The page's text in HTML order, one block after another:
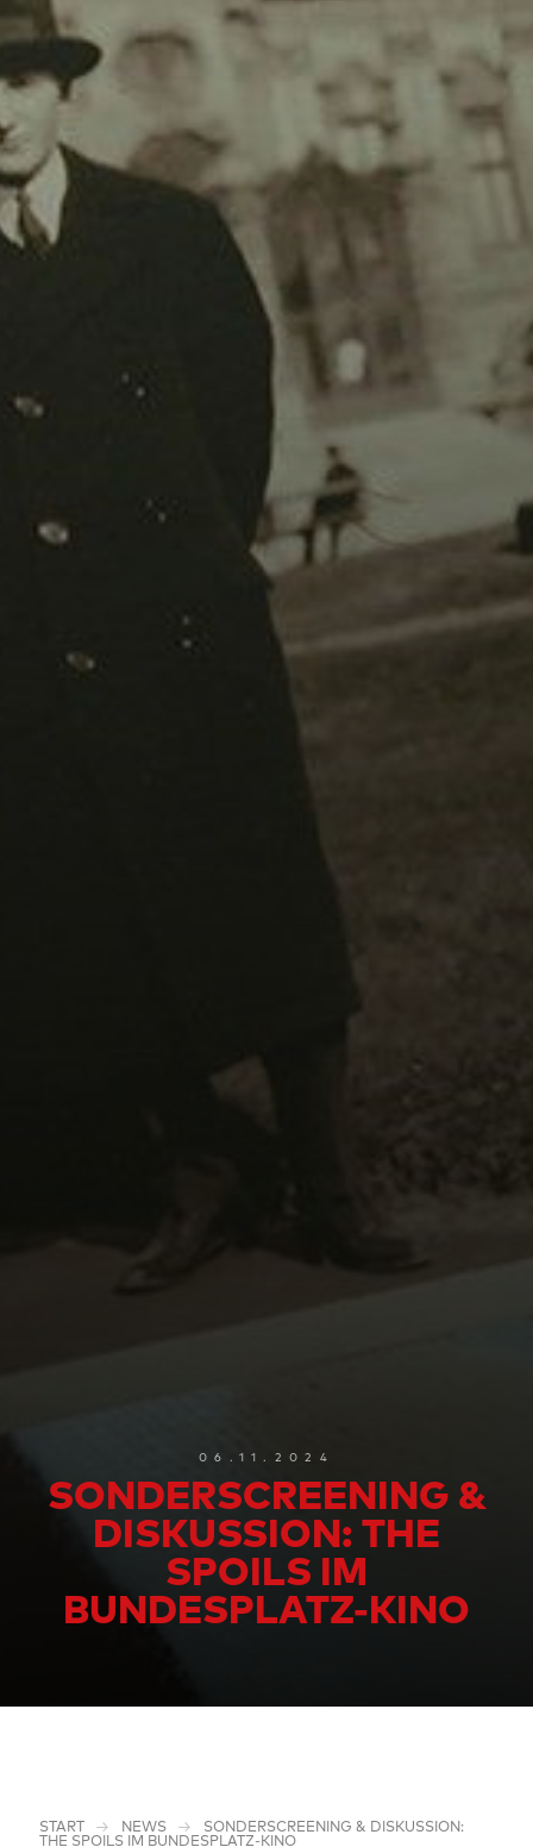
06.11.2024
SONDERSCREENING &
DISKUSSION: THE
SPOILS IM
BUNDESPLATZ-KINO
START NEWS
SONDERSCREENING & DISKUSSION:
THE SPOILS IM BUNDESPLATZ-KINO